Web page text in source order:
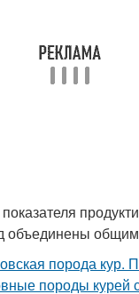
объединены